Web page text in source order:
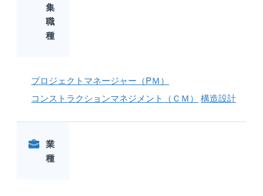
集
職
種
プロジェクトマネージャー（PＭ）
コンストラクションマネジメント（ＣＭ）
構造設計
業
種